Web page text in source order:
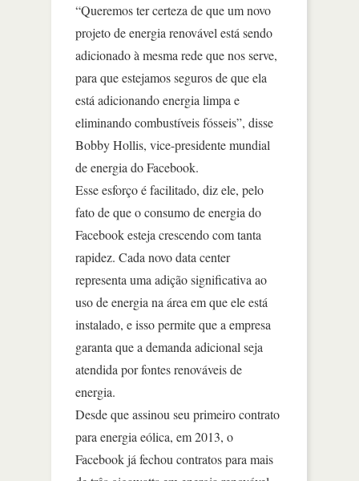
“Queremos ter certeza de que um novo
projeto de energia renovável está sendo
adicionado à mesma rede que nos serve,
para que estejamos seguros de que ela
está adicionando energia limpa e
eliminando combustíveis fósseis”, disse
Bobby Hollis, vice-presidente mundial
de energia do Facebook.
Esse esforço é facilitado, diz ele, pelo
fato de que o consumo de energia do
Facebook esteja crescendo com tanta
rapidez. Cada novo data center
representa uma adição significativa ao
uso de energia na área em que ele está
instalado, e isso permite que a empresa
garanta que a demanda adicional seja
atendida por fontes renováveis de
energia.
Desde que assinou seu primeiro contrato
para energia eólica, em 2013, o
Facebook já fechou contratos para mais